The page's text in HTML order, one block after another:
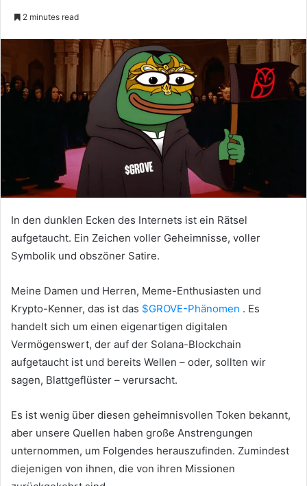
2 minutes read
In den dunklen Ecken des Internets ist ein Rätsel
aufgetaucht. Ein Zeichen voller Geheimnisse, voller
Symbolik und obszöner Satire.
Meine Damen und Herren, Meme-Enthusiasten und
Krypto-Kenner, das ist das $GROVE-Phänomen . Es
handelt sich um einen eigenartigen digitalen
Vermögenswert, der auf der Solana-Blockchain
aufgetaucht ist und bereits Wellen – oder, sollten wir
sagen, Blattgeflüster – verursacht.
Es ist wenig über diesen geheimnisvollen Token bekannt,
aber unsere Quellen haben große Anstrengungen
unternommen, um Folgendes herauszufinden. Zumindest
diejenigen von ihnen, die von ihren Missionen